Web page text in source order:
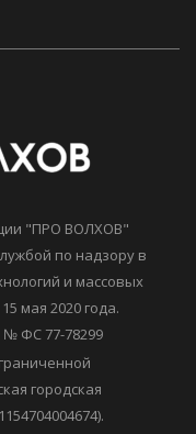
"ПРО ВОЛХОВ"
по надзору в
и массовых
мая 2020 года.
ФС 77-78299